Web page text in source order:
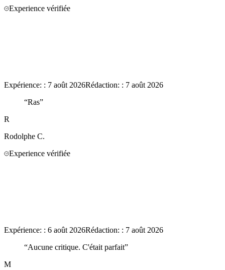
Experience vérifiée
Expérience: : 7 août 2026Rédaction: : 7 août 2026
“Ras”
R
Rodolphe C.
Experience vérifiée
Expérience: : 6 août 2026Rédaction: : 7 août 2026
“Aucune critique. C'était parfait”
M